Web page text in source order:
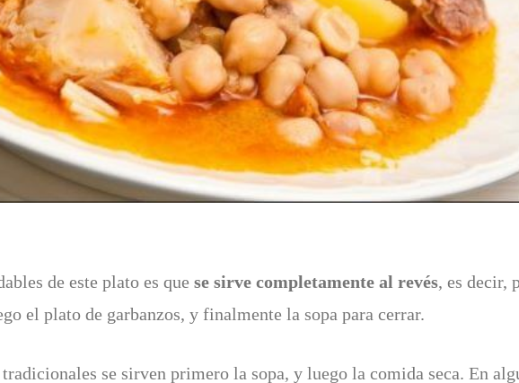
de este plato es que se sirve completamente al revés, es decir,
el plato de garbanzos, y finalmente la sopa para cerrar.
se sirven primero la sopa, y luego la comida seca. En